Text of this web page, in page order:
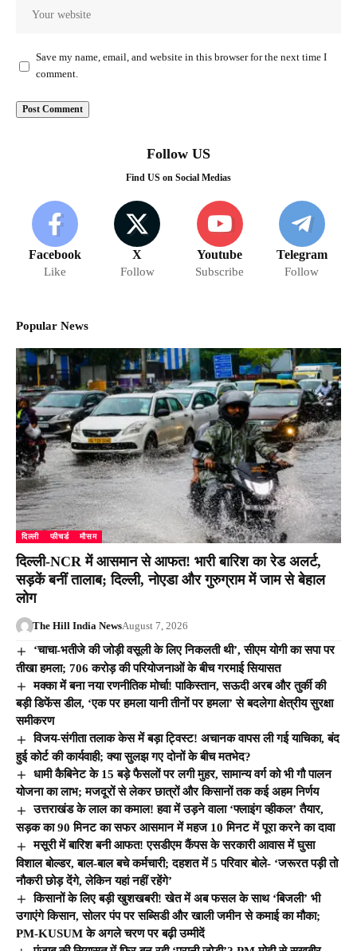
Save my name, email, and website in this browser for the next time I
comment.
Follow US
Find US on Social Medias
Facebook
Like
X
Follow
Youtube
Subscribe
Telegram
Follow
Popular News
दिल्ली फीचर्ड मौसम
दिल्ली-NCR में आसमान से आफत! भारी बारिश का रेड अलर्ट,
सड़कें बनीं तालाब; दिल्ली, नोएडा और गुरुग्राम में जाम से बेहाल
लोग
The Hill India NewsAugust 7, 2026
‘चाचा-भतीजे की जोड़ी वसूली के लिए निकलती थी’, सीएम योगी का सपा पर
तीखा हमला; 706 करोड़ की परियोजनाओं के बीच गरमाई सियासत
मक्का में बना नया रणनीतिक मोर्चा! पाकिस्तान, सऊदी अरब और तुर्की की
बड़ी डिफेंस डील, ‘एक पर हमला यानी तीनों पर हमला’ से बदलेगा क्षेत्रीय सुरक्षा
समीकरण
विजय-संगीता तलाक केस में बड़ा ट्विस्ट! अचानक वापस ली गई याचिका, बंद
हुई कोर्ट की कार्यवाही; क्या सुलझ गए दोनों के बीच मतभेद?
धामी कैबिनेट के 15 बड़े फैसलों पर लगी मुहर, सामान्य वर्ग को भी गौ पालन
योजना का लाभ; मजदूरों से लेकर छात्रों और किसानों तक कई अहम निर्णय
उत्तराखंड के लाल का कमाल! हवा में उड़ने वाला ‘फ्लाइंग व्हीकल’ तैयार,
सड़क का 90 मिनट का सफर आसमान में महज 10 मिनट में पूरा करने का दावा
मसूरी में बारिश बनी आफत! एसडीएम कैंपस के सरकारी आवास में घुसा
विशाल बोल्डर, बाल-बाल बचे कर्मचारी; दहशत में 5 परिवार बोले- ‘जरूरत पड़ी तो
नौकरी छोड़ देंगे, लेकिन यहां नहीं रहेंगे’
किसानों के लिए बड़ी खुशखबरी! खेत में अब फसल के साथ ‘बिजली’ भी
उगाएंगे किसान, सोलर पंप पर सब्सिडी और खाली जमीन से कमाई का मौका;
PM-KUSUM के अगले चरण पर बढ़ी उम्मीदें